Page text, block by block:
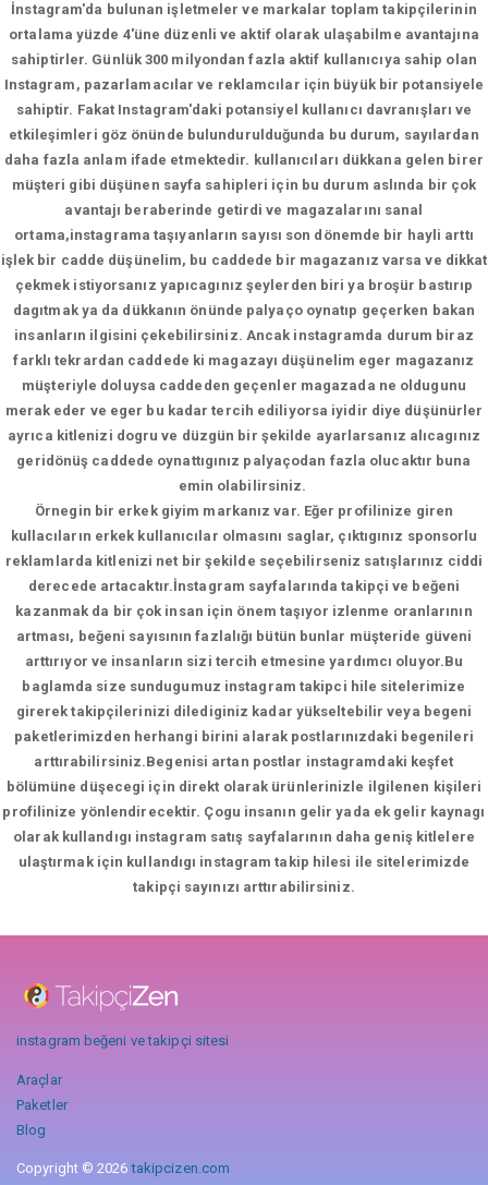
İnstagram'da bulunan işletmeler ve markalar toplam takipçilerinin
ortalama yüzde 4'üne düzenli ve aktif olarak ulaşabilme avantajına
sahiptirler. Günlük 300 milyondan fazla aktif kullanıcıya sahip olan
Instagram, pazarlamacılar ve reklamcılar için büyük bir potansiyele
sahiptir. Fakat Instagram'daki potansiyel kullanıcı davranışları ve
etkileşimleri göz önünde bulundurulduğunda bu durum, sayılardan
daha fazla anlam ifade etmektedir. kullanıcıları dükkana gelen birer
müşteri gibi düşünen sayfa sahipleri için bu durum aslında bir çok
avantajı beraberinde getirdi ve magazalarını sanal
ortama,instagrama taşıyanların sayısı son dönemde bir hayli arttı
işlek bir cadde düşünelim, bu caddede bir magazanız varsa ve dikkat
çekmek istiyorsanız yapıcagınız şeylerden biri ya broşür bastırıp
dagıtmak ya da dükkanın önünde palyaço oynatıp geçerken bakan
insanların ilgisini çekebilirsiniz. Ancak instagramda durum biraz
farklı tekrardan caddede ki magazayı düşünelim eger magazanız
müşteriyle doluysa caddeden geçenler magazada ne oldugunu
merak eder ve eger bu kadar tercih ediliyorsa iyidir diye düşünürler
ayrıca kitlenizi dogru ve düzgün bir şekilde ayarlarsanız alıcagınız
geridönüş caddede oynattıgınız palyaçodan fazla olucaktır buna
emin olabilirsiniz.
Örnegin bir erkek giyim markanız var. Eğer profilinize giren
kullacıların erkek kullanıcılar olmasını saglar, çıktıgınız sponsorlu
reklamlarda kitlenizi net bir şekilde seçebilirseniz satışlarınız ciddi
derecede artacaktır.İnstagram sayfalarında takipçi ve beğeni
kazanmak da bir çok insan için önem taşıyor izlenme oranlarının
artması, beğeni sayısının fazlalığı bütün bunlar müşteride güveni
arttırıyor ve insanların sizi tercih etmesine yardımcı oluyor.Bu
baglamda size sundugumuz instagram takipci hile sitelerimize
girerek takipçilerinizi dilediginiz kadar yükseltebilir veya begeni
paketlerimizden herhangi birini alarak postlarınızdaki begenileri
arttırabilirsiniz.Begenisi artan postlar instagramdaki keşfet
bölümüne düşecegi için direkt olarak ürünlerinizle ilgilenen kişileri
profilinize yönlendirecektir. Çogu insanın gelir yada ek gelir kaynagı
olarak kullandıgı instagram satış sayfalarının daha geniş kitlelere
ulaştırmak için kullandıgı instagram takip hilesi ile sitelerimizde
takipçi sayınızı arttırabilirsiniz.
instagram beğeni ve takipçi sitesi
Araçlar
Paketler
Blog
Copyright © 2026takipcizen.com